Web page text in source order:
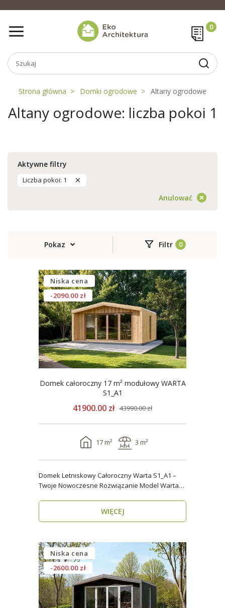
Strona główna Domki ogrodowe Altany ogrodowe
Altany ogrodowe: liczba pokoi 1
Aktywne filtry
Liczba pokoi: 1
Anulować
Pokaz Filtr
Niska cena
-2090.00 zł
Domek całoroczny 17 m² modułowy WARTA
S1_A1
41900.00 zł 43990.00 zł
17 m² 3 m²
Domek Letniskowy Całoroczny Warta S1_A1 –
Twoje Nowoczesne Rozwiązanie Model Warta
WIĘCEJ
Niska cena
-2600.00 zł